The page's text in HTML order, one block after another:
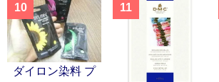
10
ダイロン染料 プ
11